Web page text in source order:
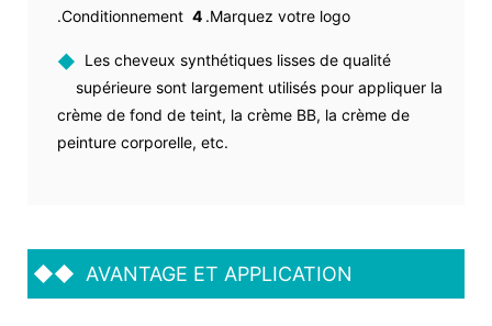
.Conditionnement 4 .Marquez votre logo
◆ Les cheveux synthétiques lisses de qualité
supérieure sont largement utilisés pour appliquer la
crème de fond de teint, la crème BB, la crème de
peinture corporelle, etc.
◆◆ AVANTAGE ET APPLICATION